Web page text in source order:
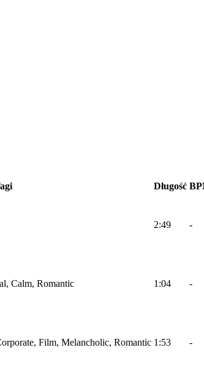
Długość
2:49 -
Calm, Romantic 1:04 -
Film, Melancholic, Romantic 1:53 -